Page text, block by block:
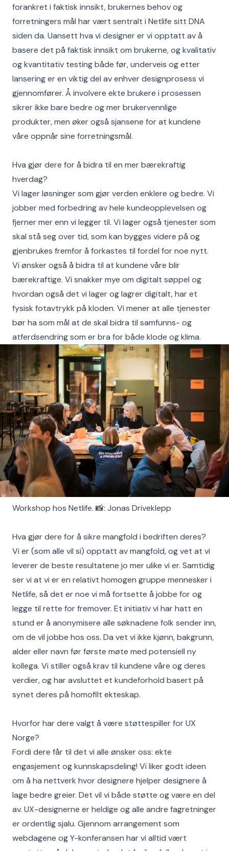
forankret i faktisk innsikt, brukernes behov og
forretningers mål har vært sentralt i Netlife sitt DNA
siden da. Uansett hva vi designer er vi opptatt av å
basere det på faktisk innsikt om brukerne, og kvalitativ
og kvantitativ testing både før, underveis og etter
lansering er en viktig del av enhver designprosess vi
gjennomfører. Å involvere ekte brukere i prosessen
sikrer ikke bare bedre og mer brukervennlige
produkter, men øker også sjansene for at kundene
våre oppnår sine forretningsmål.
Hva gjør dere for å bidra til en mer bærekraftig
hverdag?
Vi lager løsninger som gjør verden enklere og bedre. Vi
jobber med forbedring av hele kundeopplevelsen og
fjerner mer enn vi legger til. Vi lager også tjenester som
skal stå seg over tid, som kan bygges videre på og
gjenbrukes fremfor å forkastes til fordel for noe nytt.
Vi ønsker også å bidra til at kundene våre blir
bærekraftige. Vi snakker mye om digitalt søppel og
hvordan også det vi lager og lagrer digitalt, har et
fysisk fotavtrykk på kloden. Vi mener at alle tjenester
bør ha som mål at de skal bidra til samfunns- og
atferdsendring som er bra for både klode og klima.
Workshop hos Netlife. 📸: Jonas Driveklepp
Hva gjør dere for å sikre mangfold i bedriften deres?
Vi er (som alle vil si) opptatt av mangfold, og vet at vi
leverer de beste resultatene jo mer ulike vi er. Samtidig
ser vi at vi er en relativt homogen gruppe mennesker i
Netlife, så det er noe vi må fortsette å jobbe for og
legge til rette for fremover. Et initiativ vi har hatt en
stund er å anonymisere alle søknadene folk sender inn,
om de vil jobbe hos oss. Da vet vi ikke kjønn, bakgrunn,
alder eller navn før første møte med potensiell ny
kollega. Vi stiller også krav til kundene våre og deres
verdier, og har avsluttet et kundeforhold basert på
synet deres på homofilt ekteskap.
Hvorfor har dere valgt å være støttespiller for UX
Norge?
Fordi dere får til det vi alle ønsker oss: ekte
engasjement og kunnskapsdeling! Vi liker godt ideen
om å ha nettverk hvor designere hjelper designere å
lage bedre greier. Det vil vi både støtte og være en del
av. UX-designerne er heldige og alle andre fagretninger
er ordentlig sjalu. Gjennom arrangement som
webdagene og Y-konferansen har vi alltid vært